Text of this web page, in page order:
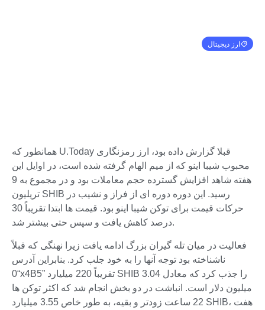
ارز دیجیتال
همانطور که U.Today قبلا گزارش داده بود، ارز رمزنگاری
محبوب شیبا اینو که از میم الهام گرفته شده است، در اوایل این
هفته شاهد افزایش گسترده حجم معاملات بود و در مجموع به 9
تریلیون SHIB رسید. این دوره دوره ای از فراز و نشیب در
حرکات قیمت برای توکن شیبا اینو بود. قیمت ها ابتدا تقریباً 30
درصد کاهش یافت و سپس حتی بیشتر شد.
فعالیت در میان تله گیران بزرگ ادامه یافت زیرا نهنگی که قبلاً
ناشناخته بود توجه آنها را به خود جلب کرد. بنابراین آدرس
“0x4B5” تقریباً 220 میلیارد SHIB را جذب کرد که معادل 3.04
میلیون دلار است. انباشت در دو بخش انجام شد که اکثر توکن ها
22 ساعت زودتر و بقیه، به طور خاص 3.55 میلیارد SHIB، هفت